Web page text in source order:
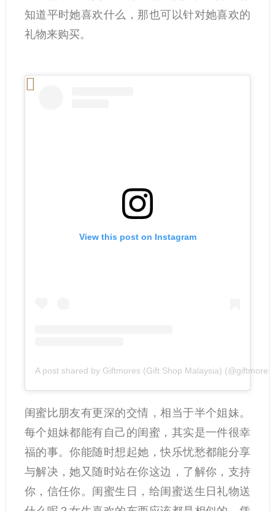
知道平时她喜欢什么，那也可以针对她喜欢的
礼物来购买。
View this post on Instagram
A post shared by Giftmores (Gift Shop Malaysia)
闺蜜比朋友有更深的交情，相当于半个姐妹。
每个姐妹都能有自己的闺蜜，其实是一件很幸
福的事。你能随时想起她，快乐忧愁都能分享
与解决，她又随时站在你这边，了解你，支持
你，信任你。闺蜜生日，给闺蜜送生日礼物送